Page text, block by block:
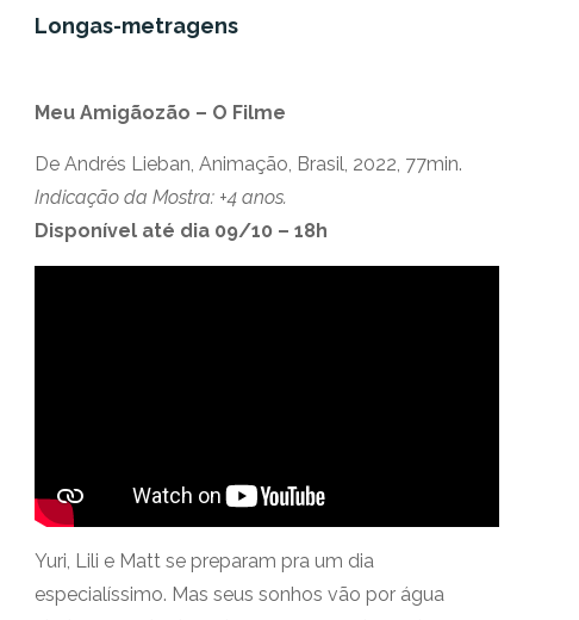
Longas-metragens
Meu Amigãozão – O Filme
De Andrés Lieban, Animação, Brasil, 2022, 77min.
Indicação da Mostra: +4 anos.
Disponível até dia 09/10 – 18h
Yuri, Lili e Matt se preparam pra um dia
especialíssimo. Mas seus sonhos vão por água